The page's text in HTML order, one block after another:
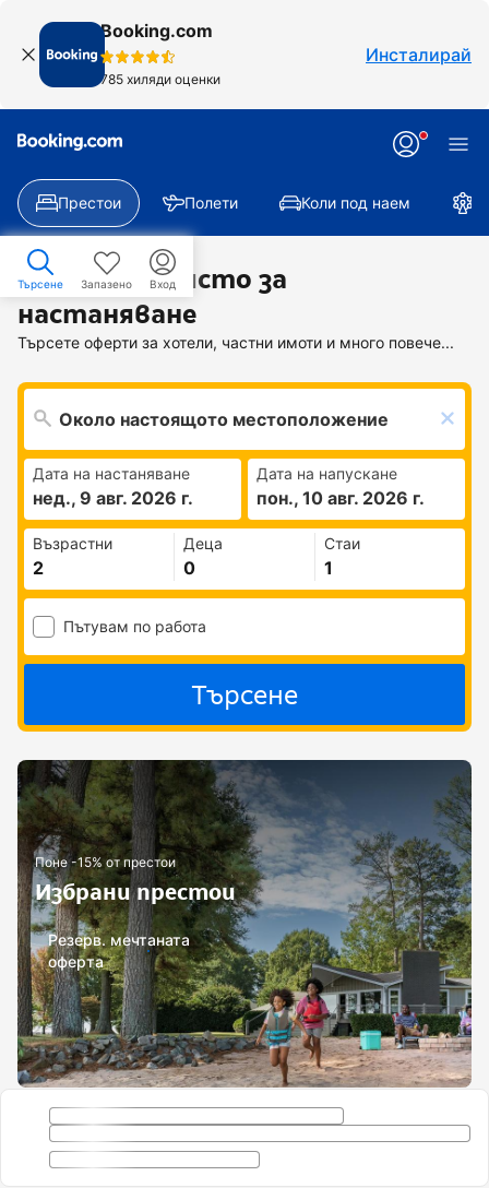
Booking.com
785 хиляди оценки
Инсталирай
Престои Полети Коли под наем
Търсене Запазенo Вход
Намерете място за
настаняване
Търсете оферти за хотели, частни имоти и много повече...
Дата на настаняване
нед., 9 авг. 2026 г.
Дата на напускане
пон., 10 авг. 2026 г.
Възрастни Деца Стаи
Пътувам по работа
Търсене
Поне -15% от престои
Избрани престои
Резерв. мечтаната
оферта